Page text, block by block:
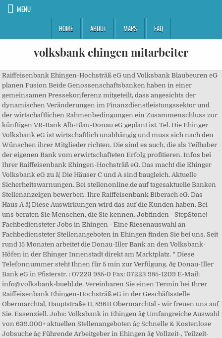
MENU
HOME
ABOUT MAPS FAQ
volksbank ehingen mitarbeiter
Raiffeisenbank Ehingen-Hochsträß eG und Volksbank Blaubeuren eG
planen Fusion Beide Genossenschaftsbanken haben in einer
gemeinsamen Pressekonferenz mitgeteilt, dass angesichts der
dynamischen Veränderungen im Finanzdienstleistungssektor und
der wirtschaftlichen Rahmenbedingungen ein Zusammenschluss zur
künftigen VR-Bank Alb-Blau-Donau eG geplant ist. Tel. Die Ehinger
Volksbank eG ist wirtschaftlich unabhängig und muss sich nach den
Wünschen ihrer Mitglieder richten. Die sind es auch, die als Teilhaber
der eigenen Bank vom erwirtschafteten Erfolg profitieren. Infos bei
Ihrer Raiffeisenbank Ehingen-Hochsträß eG. Das macht die Ehinger
Volksbank eG zu â¦ Die Häuser C und A sind baugleich. Aktuelle
Sicherheits­warnungen. Bei stellenonline.de auf tagesaktuelle Banken
Stellenanzeigen bewerben. Ihre Raiffeisenbank Biberach eG. Das
Haus A â¦ Diese Auswirkungen wird das auf die Kunden haben. Bei
uns beraten Sie Menschen, die Sie kennen. Jobfinden - StepStone!
Fachbediensteter Jobs in Ehingen - Eine Riesenauswahl an
Fachbediensteter Stellenangeboten in Ehingen finden Sie bei uns. Seit
rund 15 Monaten arbeitet die Donau-Iller Bank an den Volksbank-
Höfen in der Ehinger Innenstadt direkt am Marktplatz. * Diese
Telefonnummer steht Ihnen für 5 min zur Verfügung. ð¢ Donau-Iller
Bank eG in Pfisterstr. : 07223 985-0 Fax: 07223 985-1209 E-Mail:
info@volksbank-buehl.de. Vereinbaren Sie einen Termin bei Ihrer
Raiffeisenbank Ehingen-Hochsträß eG in der Geschäftsstelle
Obermarchtal, Hauptstraße 11, 89611 Obermarchtal - wir freuen uns auf
Sie. Essenziell. Jobs: Volksbank in Ehingen â¢ Umfangreiche Auswahl
von 639.000+ aktuellen Stellenangeboten â¢ Schnelle & Kostenlose
Jobsuche â¢ Führende Arbeitgeber in Ehingen â¢ Vollzeit-, Teilzeit-